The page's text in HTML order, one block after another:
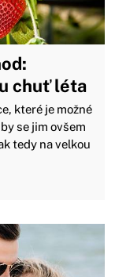
chuť léta
které je možné
se jim ovšem
tedy na velkou